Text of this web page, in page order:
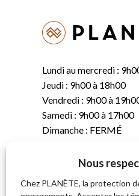
Nous
Chez PLANÈTE, la protection
Lundi au mercredi :
Jeudi : 9h00 à 18h00
Vendredi : 9h00 à
Samedi : 9h00 à 17h00
Dimanche : FERMÉ
(819) 843-8356
C. info@planete.co